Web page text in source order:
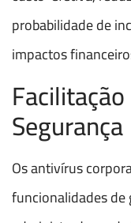
probabilidade de
impactos
Segurança
Os antivírus
funcionalidades